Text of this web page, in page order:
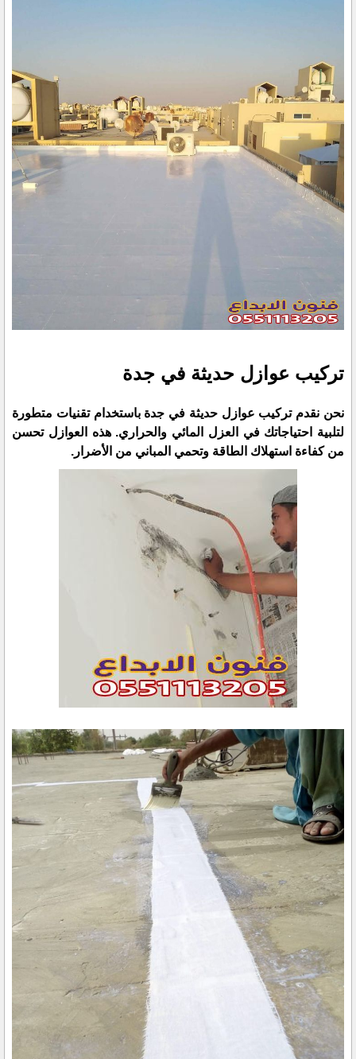
تركيب عوازل حديثة في جدة
نحن نقدم تركيب عوازل حديثة في جدة باستخدام تقنيات متطورة
لتلبية احتياجاتك في العزل المائي والحراري. هذه العوازل تحسن
من كفاءة استهلاك الطاقة وتحمي المباني من الأضرار.